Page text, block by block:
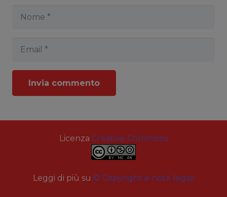
Invia commento
Licenza Creative Commons
Leggi di più su © Copyright e note legali